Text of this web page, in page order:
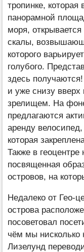
тропинке,
панорамной
моря,
скалы,
которого
голубого.
здесь
и уже снизу
зрелищем. На
предлагаются
аренду
которая
Также в геоцентре
посвященная
островов, на
Недалеко от Гео-
острова
посоветовал
чём мы нисколько
Лизелунд